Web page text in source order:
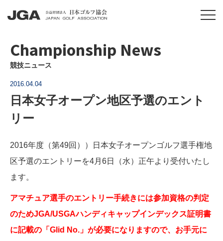
Championship News
競技ニュース
2016.04.04
日本女子オープン地区予選のエント
リー
2016年度（第49回））日本女子オープンゴルフ選手権地
区予選のエントリーを4月6日（水）正午より受付いたし
ます。
アマチュア選手のエントリー手続きには参加資格の判定
のためJGA/USGAハンディキャップインデックス証明書
に記載の「Glid No.」が必要になりますので、お手元に